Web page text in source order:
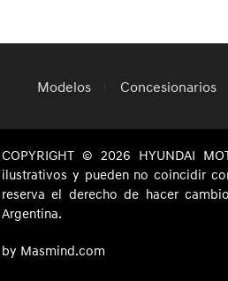
Modelos Concesionarios
COPYRIGHT © 2026 HYUNDAI
ilustrativos y pueden no coincidir
reserva el derecho de hacer
Argentina.
by Masmind.com